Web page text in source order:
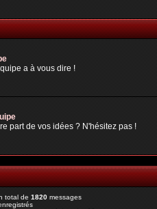
a à vous dire !
part de vos idées ? N'hésitez pas !
total de1820messages